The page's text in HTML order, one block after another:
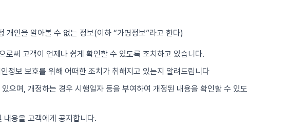
개인을 알아볼 수 없는 정보(이하 “가명정보”라고 한다)
로써 고객이 언제나 쉽게 확인할 수 있도록 조치하고 있습니다.
정보 보호를 위해 어떠한 조치가 취해지고 있는지 알려드립니다
으며, 개정하는 경우 시행일자 등을 부여하여 개정된 내용을 확인할 수 있도
내용을 고객에게 공지합니다.